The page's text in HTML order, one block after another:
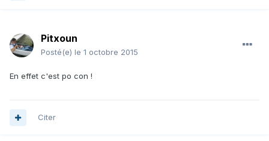
Pitxoun
Posté(e) le 1 octobre 2015
En effet c'est po con !
Citer